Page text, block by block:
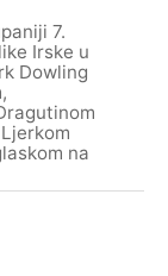
7.
Irske u
Dowling
na